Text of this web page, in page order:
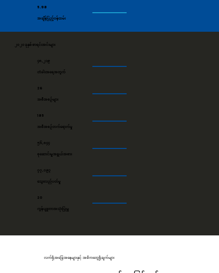
5.98
အချိန်ပြည့်ဝန်ထမ်း
၂၀၂၀ ခုနှစ် စာရင်းအင်းများ
၄၈,၂၁၉
တံခါးအရေအတွက်
26
အစီအစဉ်များ
185
အစီအစဉ်တက်ရောက်မှု
၅၆,၈၄၄
စုဆောင်းမှုအရွယ်အစား
၇၇,၀၉၃
သွေးလည်ပတ်မှု
20
ကွန်ပျူတာအသုံးပြုမှု
လက်ရှိအခြေအနေများနှင့် အဓိကတွေ့ရှိချက်များ